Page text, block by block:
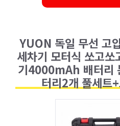
YUON 독일 무선 고
세차기 모터식 쏘고
기4000mAh 배터리
터리2개 풀세트